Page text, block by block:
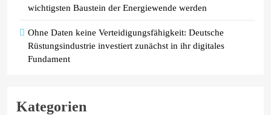
wichtigsten Baustein der Energiewende werden
Ohne Daten keine Verteidigungsfähigkeit: Deutsche
Rüstungsindustrie investiert zunächst in ihr digitales
Fundament
Kategorien